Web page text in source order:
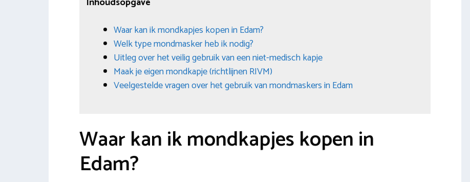
Waar kan ik mondkapjes kopen in Edam?
Welk type mondmasker heb ik nodig?
Uitleg over het veilig gebruik van een niet-medisch kapje
Maak je eigen mondkapje (richtlijnen RIVM)
Veelgestelde vragen over het gebruik van mondmaskers in Edam
Waar kan ik mondkapjes kopen in
Edam?